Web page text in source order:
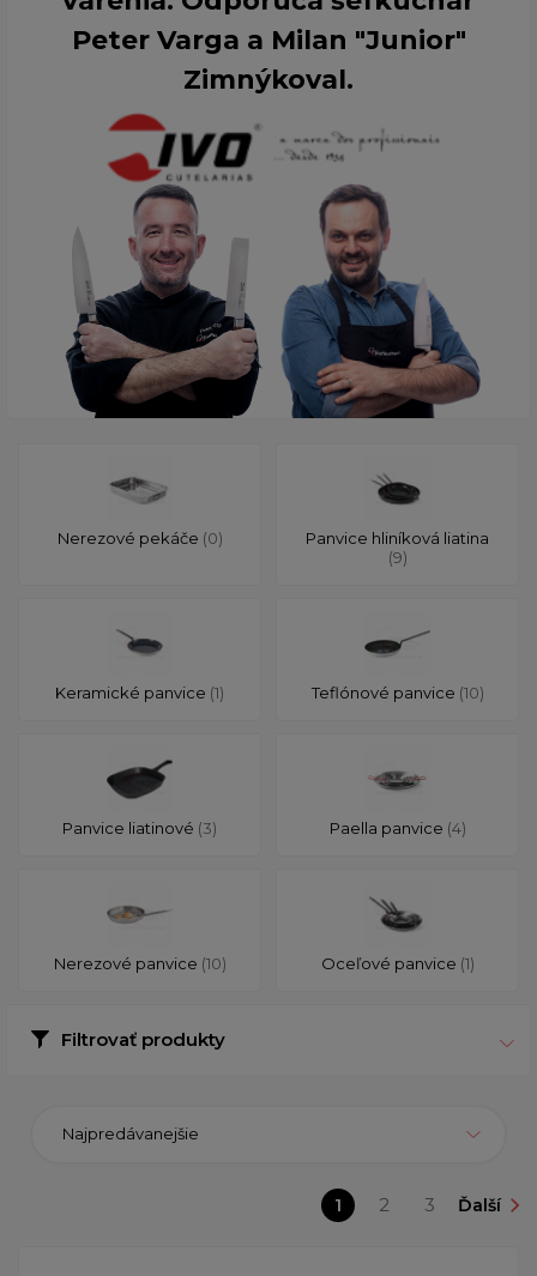
Peter Varga a Milan "Junior"
Zimnýkoval.
Nerezové pekáče (0)
Panvice hliníková liatina
(9)
Keramické panvice (1) Teflónové panvice (10)
Panvice liatinové (3) Paella panvice (4)
Nerezové panvice (10) Oceľové panvice (1)
Filtrovať produkty
Najpredávanejšie
1 2 3 Ďalší